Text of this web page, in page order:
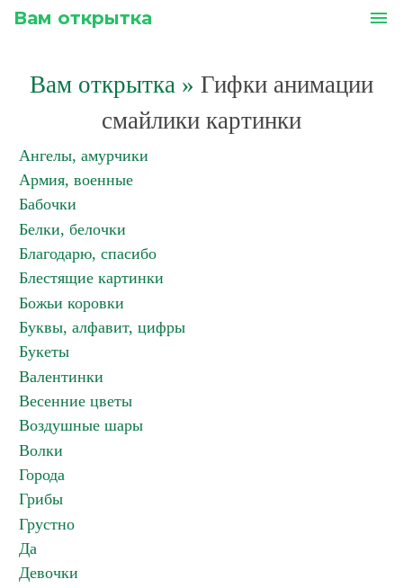
Вам открытка menu
Вам открытка » Гифки анимации
смайлики картинки
Ангелы, амурчики
Армия, военные
Бабочки
Белки, белочки
Благодарю, спасибо
Блестящие картинки
Божьи коровки
Буквы, алфавит, цифры
Букеты
Валентинки
Весенние цветы
Воздушные шары
Волки
Города
Грибы
Грустно
Да
Девочки